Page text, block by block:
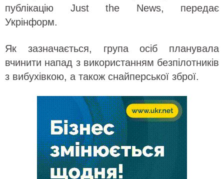
публікацію Just the News, передає
Укрінформ.
Як зазначається, група осіб планувала
вчинити напад з використанням безпілотників
з вибухівкою, а також снайперської зброї.